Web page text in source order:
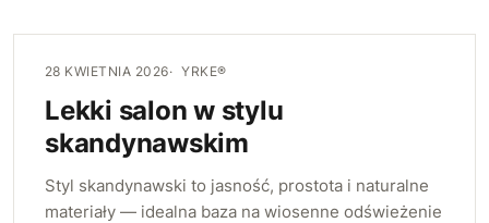
28 KWIETNIA 2026 YRKE®
Lekki salon w stylu
skandynawskim
Styl skandynawski to jasność, prostota i naturalne
materiały — idealna baza na wiosenne odświeżenie